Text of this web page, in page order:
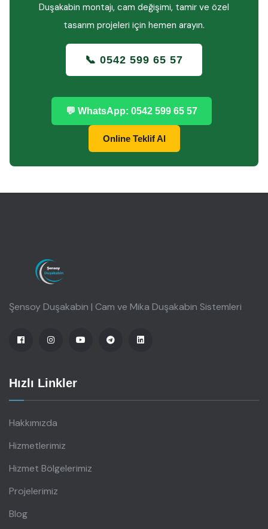
Duşakabin montajı, cam değişimi, tamir ve özel
tasarım projeleri için hemen arayın.
📞 0542 599 65 57
💬 WhatsApp: 0542 599 65 57
Online Teklif Al
Şensoy Duşakabin | Cam ve Mika Duşakabin Sistemleri
Hızlı Linkler
Hakkımızda
Hizmetlerimiz
Hizmet Bölgelerimiz
Projelerimiz
Blog